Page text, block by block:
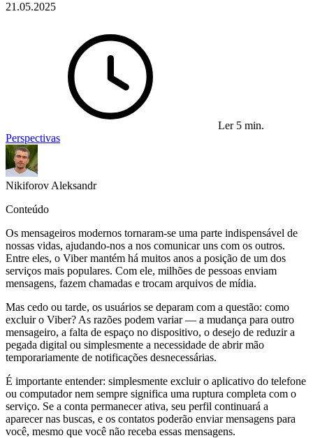
21.05.2025
Ler 5 min.
Perspectivas
Nikiforov Aleksandr
Conteúdo
Os mensageiros modernos tornaram-se uma parte indispensável de
nossas vidas, ajudando-nos a nos comunicar uns com os outros.
Entre eles, o Viber mantém há muitos anos a posição de um dos
serviços mais populares. Com ele, milhões de pessoas enviam
mensagens, fazem chamadas e trocam arquivos de mídia.
Mas cedo ou tarde, os usuários se deparam com a questão: como
excluir o Viber? As razões podem variar — a mudança para outro
mensageiro, a falta de espaço no dispositivo, o desejo de reduzir a
pegada digital ou simplesmente a necessidade de abrir mão
temporariamente de notificações desnecessárias.
É importante entender: simplesmente excluir o aplicativo do telefone
ou computador nem sempre significa uma ruptura completa com o
serviço. Se a conta permanecer ativa, seu perfil continuará a
aparecer nas buscas, e os contatos poderão enviar mensagens para
você, mesmo que você não receba essas mensagens.